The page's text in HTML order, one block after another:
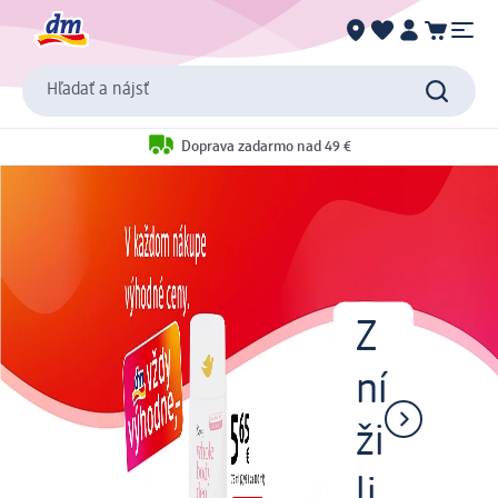
Hľadať a nájsť
Doprava zadarmo nad 49 €
Z
ní
ži